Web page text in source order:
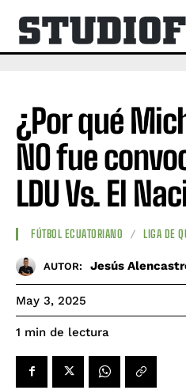
¿Por qué
NO fue
LDU Vs. El
FÚTBOL ECUATORIANO LIGA DE
AUTOR: Jesús
May 3, 2025
1 min de lectura